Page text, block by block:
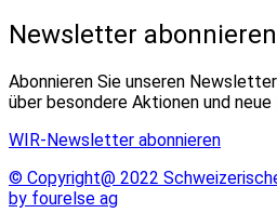
Newsletter abonnieren
Abonnieren Sie unseren
über besondere Aktionen und neue
WIR-Newsletter abonnieren
© Copyright@ 2022
by fourelse ag